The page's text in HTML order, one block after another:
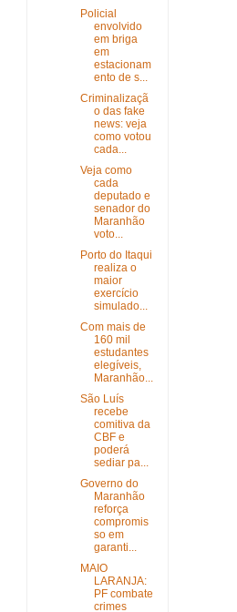
Policial
envolvido
em briga
em
estacionam
ento de s...
Criminalizaçã
o das fake
news: veja
como votou
cada...
Veja como
cada
deputado e
senador do
Maranhão
voto...
Porto do Itaqui
realiza o
maior
exercício
simulado...
Com mais de
160 mil
estudantes
elegíveis,
Maranhão...
São Luís
recebe
comitiva da
CBF e
poderá
sediar pa...
Governo do
Maranhão
reforça
compromis
so em
garanti...
MAIO
LARANJA:
PF combate
crimes